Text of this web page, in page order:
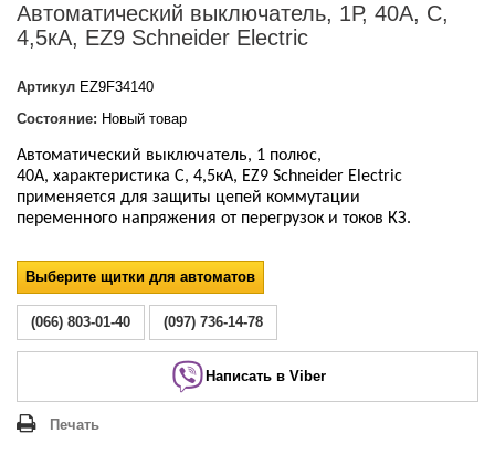
Автоматический выключатель, 1Р, 40А, С,
4,5кА, EZ9 Schneider Electric
Артикул EZ9F34140
Состояние: Новый товар
Автоматический выключатель, 1 полюс,
40А, характеристика С, 4,5кА, EZ9 Schneider Electric
применяется для защиты цепей коммутации
переменного напряжения от перегрузок и токов КЗ.
Выберите щитки для автоматов
(066) 803-01-40 (097) 736-14-78
Написать в Viber
Печать